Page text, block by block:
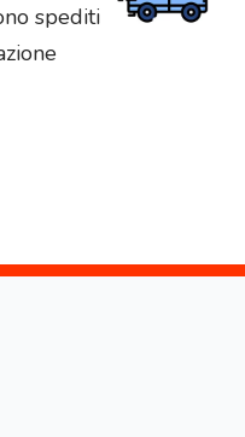
spediti